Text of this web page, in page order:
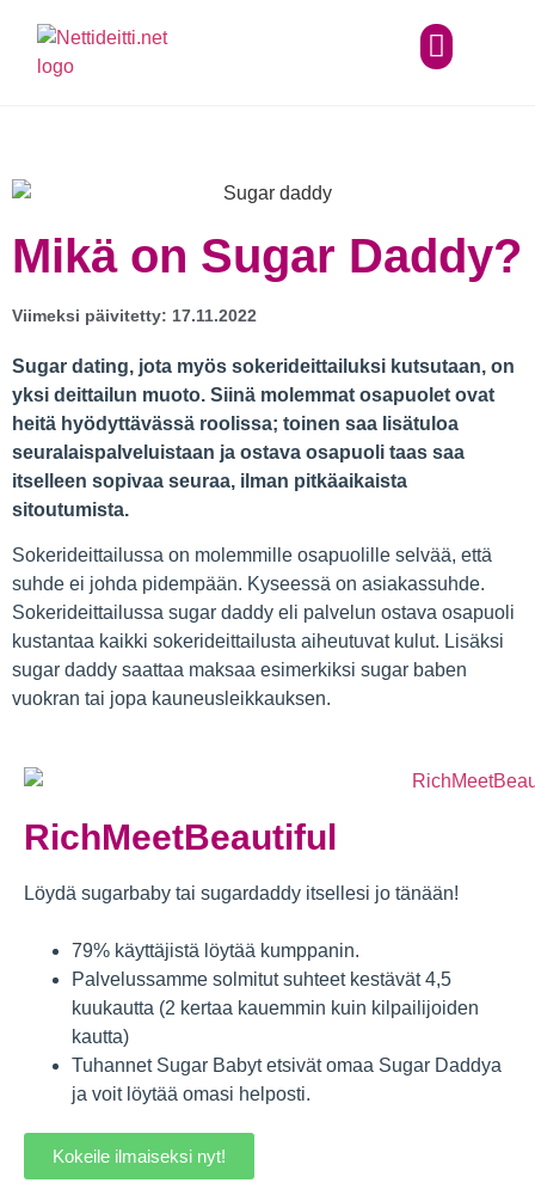
Mikä on Sugar Daddy?
Viimeksi päivitetty: 17.11.2022
Sugar dating, jota myös sokerideittailuksi kutsutaan, on
yksi deittailun muoto. Siinä molemmat osapuolet ovat
heitä hyödyttävässä roolissa; toinen saa lisätuloa
seuralaispalveluistaan ja ostava osapuoli taas saa
itselleen sopivaa seuraa, ilman pitkäaikaista
sitoutumista.
Sokerideittailussa on molemmille osapuolille selvää, että
suhde ei johda pidempään. Kyseessä on asiakassuhde.
Sokerideittailussa sugar daddy eli palvelun ostava osapuoli
kustantaa kaikki sokerideittailusta aiheutuvat kulut. Lisäksi
sugar daddy saattaa maksaa esimerkiksi sugar baben
vuokran tai jopa kauneusleikkauksen.
RichMeetBeautiful
Löydä sugarbaby tai sugardaddy itsellesi jo tänään!
79% käyttäjistä löytää kumppanin.
Palvelussamme solmitut suhteet kestävät 4,5
kuukautta (2 kertaa kauemmin kuin kilpailijoiden
kautta)
Tuhannet Sugar Babyt etsivät omaa Sugar Daddya
ja voit löytää omasi helposti.
Kokeile ilmaiseksi nyt!